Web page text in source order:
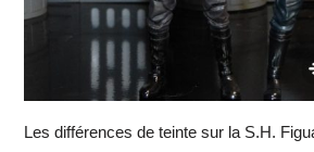
Les différences de teinte sur la S.H.